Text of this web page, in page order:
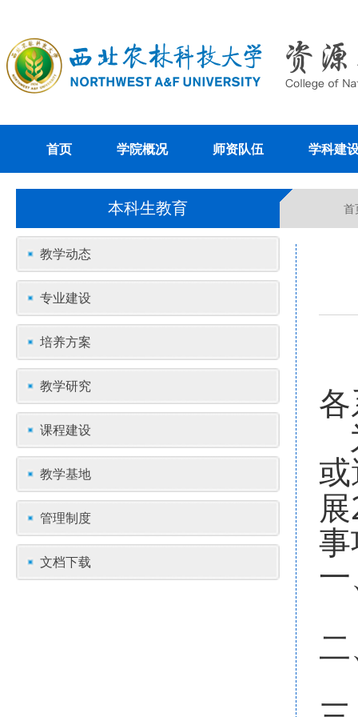
首页 学院概况 师资队伍 学科建
本科生教育 首
教学动态
专业建设
培养方案
教学研究
课程建设
教学基地
管理制度
文档下载
或
展
事